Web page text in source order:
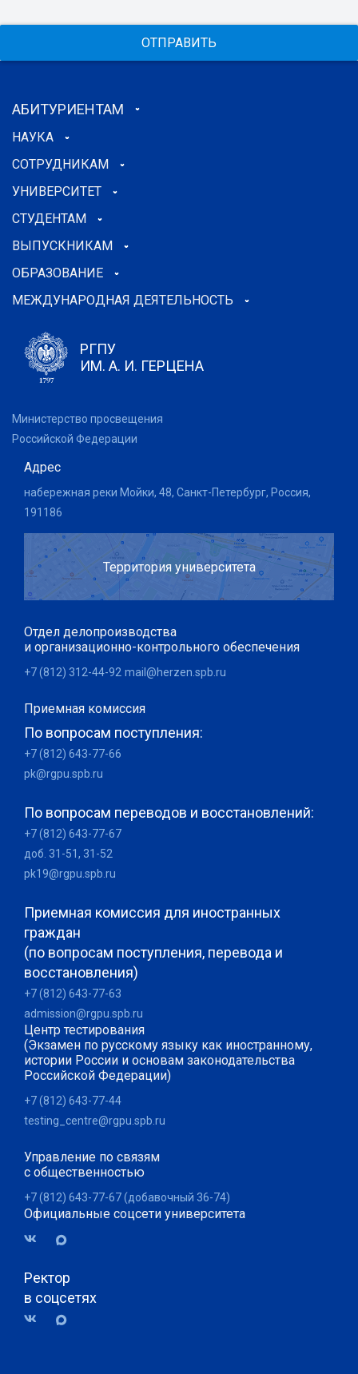
ОТПРАВИТЬ
АБИТУРИЕНТАМ
НАУКА
СОТРУДНИКАМ
УНИВЕРСИТЕТ
СТУДЕНТАМ
ВЫПУСКНИКАМ
ОБРАЗОВАНИЕ
МЕЖДУНАРОДНАЯ ДЕЯТЕЛЬНОСТЬ
РГПУ
ИМ. А. И. ГЕРЦЕНА
Министерство просвещения
Российской Федерации
Адрес
набережная реки Мойки, 48, Санкт-Петербург, Россия,
191186
Территория университета
Отдел делопроизводства
и организационно-контрольного обеспечения
+7 (812) 312-44-92 mail@herzen.spb.ru
Приемная комиссия
По вопросам поступления:
+7 (812) 643-77-66
pk@rgpu.spb.ru
По вопросам переводов и восстановлений:
+7 (812) 643-77-67
доб. 31-51, 31-52
pk19@rgpu.spb.ru
Приемная комиссия для иностранных
граждан
(по вопросам поступления, перевода и
восстановления)
+7 (812) 643-77-63
admission@rgpu.spb.ru
Центр тестирования
(Экзамен по русскому языку как иностранному,
истории России и основам законодательства
Российской Федерации)
+7 (812) 643-77-44
testing_centre@rgpu.spb.ru
Управление по связям
с общественностью
+7 (812) 643-77-67 (добавочный 36-74)
Официальные соцсети университета
Ректор
в соцсетях